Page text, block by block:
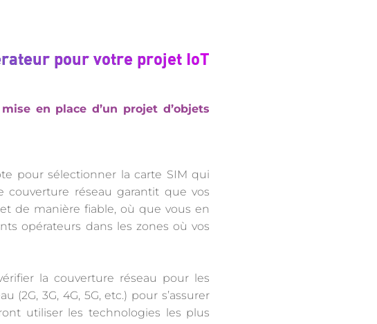
pour votre projet IoT
en place d’un projet d’objets
pour sélectionner la carte SIM qui
réseau garantit que vos
de manière fiable, où que vous en
opérateurs dans les zones où vos
la couverture réseau pour les
(2G, 3G, 4G, 5G, etc.) pour s’assurer
utiliser les technologies les plus